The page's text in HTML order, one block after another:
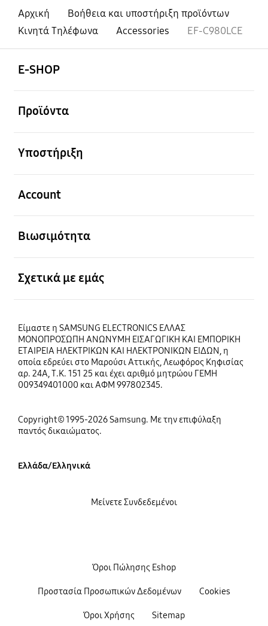
Αρχική
Βοήθεια και υποστήριξη προϊόντων
Κινητά Τηλέφωνα
Accessories EF-C980LCE
E-SHOP
Προϊόντα
Υποστήριξη
Account
Βιωσιμότητα
Σχετικά με εμάς
Είμαστε η SAMSUNG ELECTRONICS ΕΛΛΑΣ
ΜΟΝΟΠΡΟΣΩΠΗ ΑΝΩΝΥΜΗ ΕΙΣΑΓΩΓΙΚΗ ΚΑΙ ΕΜΠΟΡΙΚΗ
ΕΤΑΙΡΕΙΑ ΗΛΕΚΤΡΙΚΩΝ ΚΑΙ ΗΛΕΚΤΡΟΝΙΚΩΝ ΕΙΔΩΝ, η
οποία εδρεύει στο Μαρούσι Αττικής, Λεωφόρος Κηφισίας
αρ. 24Α, Τ.Κ. 151 25 και έχει αριθμό μητρώου ΓΕΜΗ
009349401000 και ΑΦΜ 997802345.
Copyright© 1995-2026 Samsung. Με την επιφύλαξη
παντός δικαιώματος.
Ελλάδα/Ελληνικά
Όροι Πώλησης Eshop
Προστασία Προσωπικών Δεδομένων Cookies
Όροι Χρήσης Sitemap
Μείνετε Συνδεδεμένοι